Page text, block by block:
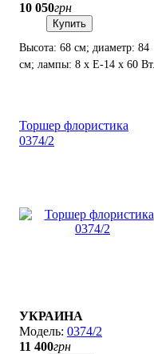
10 050грн
Купить
Высота: 68 см; диаметр: 84
см; лампы: 8 х Е-14 х 60 Вт.
Торшер флористика
0374/2
УКРАИНА
0374/2
11 400грн